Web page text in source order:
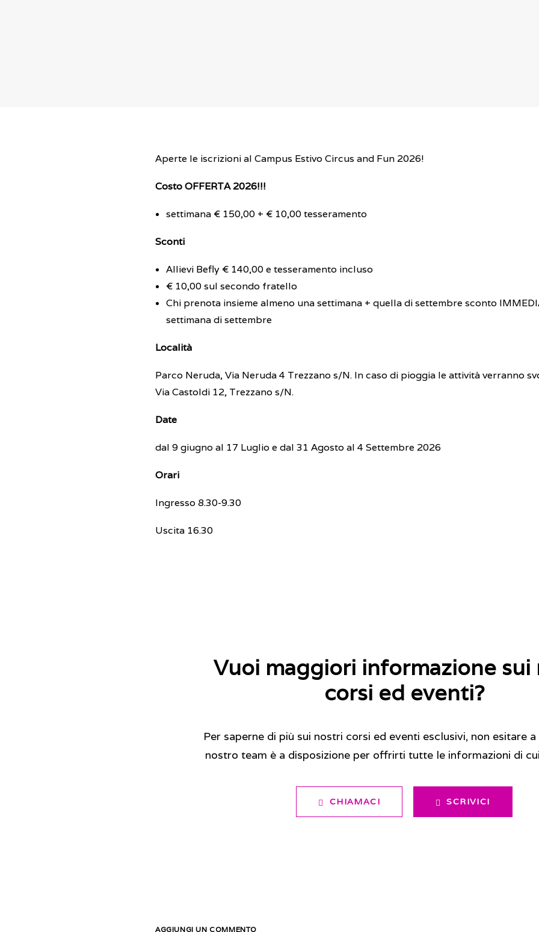
Aperte le iscrizioni al Campus Estivo Circus and Fun 2026!
Costo OFFERTA 2026!!!
settimana € 150,00 + € 10,00 tesseramento
Sconti
Allievi Befly € 140,00 e tesseramento incluso
€ 10,00 sul secondo fratello
Chi prenota insieme almeno una settimana + quella di settembre sconto
settimana di settembre
Località
Parco Neruda, Via Neruda 4 Trezzano s/N. In caso di pioggia le attività verranno
Via Castoldi 12, Trezzano s/N.
Date
dal 9 giugno al 17 Luglio e dal 31 Agosto al 4 Settembre 2026
Orari
Ingresso 8.30-9.30
Uscita 16.30
Vuoi maggiori informazione sui
corsi ed eventi?
Per saperne di più sui nostri corsi ed eventi esclusivi, non esitare
nostro team è a disposizione per offrirti tutte le informazioni di
CHIAMACI SCRIVICI
AGGIUNGI UN COMMENTO